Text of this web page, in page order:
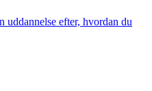
efter, hvordan du